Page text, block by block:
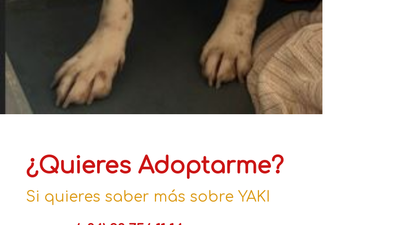
¿Quieres Adoptarme?
Si quieres saber más sobre YAKI